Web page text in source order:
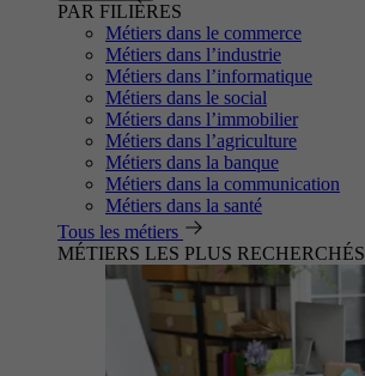
PAR FILIÈRES
Métiers dans le commerce
Métiers dans l’industrie
Métiers dans l’informatique
Métiers dans le social
Métiers dans l’immobilier
Métiers dans l’agriculture
Métiers dans la banque
Métiers dans la communication
Métiers dans la santé
Tous les métiers
MÉTIERS LES PLUS RECHERCHÉS